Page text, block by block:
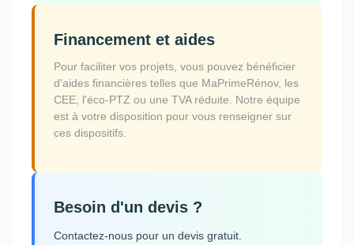
Financement et aides
Pour faciliter vos projets, vous pouvez bénéficier
d'aides financières telles que MaPrimeRénov, les
CEE, l'éco-PTZ ou une TVA réduite. Notre équipe
est à votre disposition pour vous renseigner sur
ces dispositifs.
Besoin d'un devis ?
Contactez-nous pour un devis gratuit.